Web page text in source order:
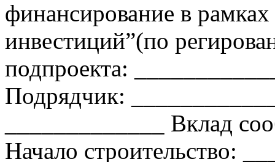
финансирование в рамках
инвестиций”(по
подпроекта:
Подрядчик:
_____________ Вклад
Начало строительство: